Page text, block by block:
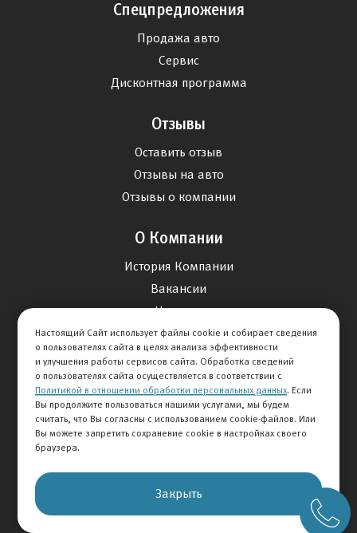
© 2026 АВТОМИР
Спецпредложения
Продажа авто
Сервис
Дисконтная программа
Отзывы
Оставить отзыв
Отзывы на авто
Отзывы о компании
О Компании
История Компании
Вакансии
Новости
Карта сайта
Контакты
+7 495 292-60-60
Настоящий Сайт использует файлы cookie и собирает сведения
о пользователях сайта в целях анализа эффективности
и улучшения работы сервисов сайта. Обработка сведений
о пользователях сайта осуществляется в соответствии с
Политикой в отношении обработки персональных данных. Если
Вы продолжите пользоваться нашими услугами, мы будем
считать, что Вы согласны с использованием cookie-файлов. Или
Вы можете запретить сохранение cookie в настройках своего
браузера.
Закрыть